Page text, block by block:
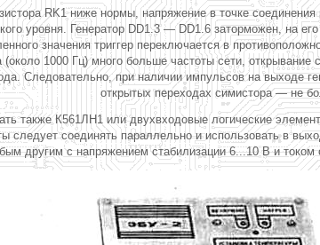
RK1 ниже нормы, напряжение в точке
уровня. Генератор DD1.3 — DD1.6 заторможен, на
значения триггер переключается в
1000 Гц) много больше частоты сети,
Следовательно, при наличии импульсов на выходе
открытых переходах симистора — не
также К561ЛН1 или двухвходовые логические
соединять параллельно и использовать в
другим с напряжением стабилизации 6...10 В и током